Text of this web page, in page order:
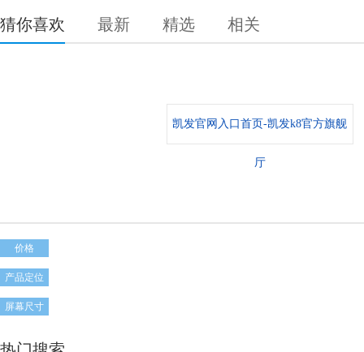
猜你喜欢 最新 精选 相关
凯发官网入口首页-凯发k8官方旗舰
厅
价格
产品定位
屏幕尺寸